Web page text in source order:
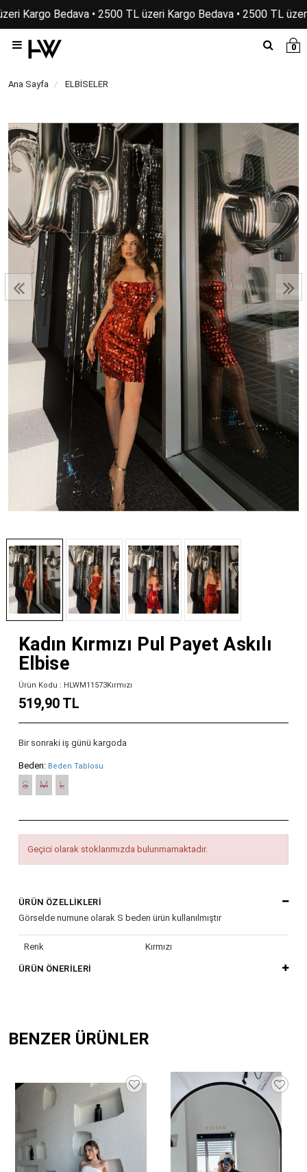
Kargo Bedava • 2500 TL üzeri Kargo Bedava • 2500 TL
0
Ana Sayfa ELBİSELER
Kadın Kırmızı Pul Payet Askılı
Elbise
Ürün Kodu : HLWM11573Kırmızı
519,90 TL
Bir sonraki iş günü kargoda
Beden: Beden Tablosu
S M L
Geçici olarak stoklarımızda bulunmamaktadır.
ÜRÜN ÖZELLIKLERI
Görselde numune olarak S beden ürün kullanılmıştır
Renk Kırmızı
ÜRÜN ÖNERILERI
BENZER ÜRÜNLER